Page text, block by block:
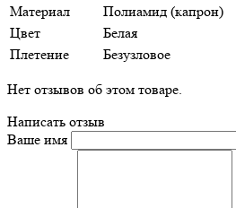
Материал
Полиамид (капрон)
Цвет
Белая
Плетение
Безузловое
Нет отзывов об этом товаре.
Написать отзыв
Ваше имя